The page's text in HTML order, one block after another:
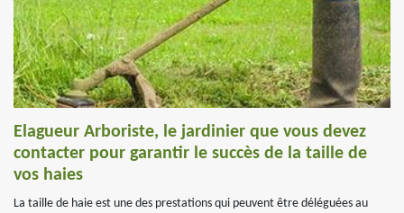
Elagueur Arboriste, le jardinier que vous devez
contacter pour garantir le succès de la taille de
vos haies
La taille de haie est une des prestations qui peuvent être déléguées au